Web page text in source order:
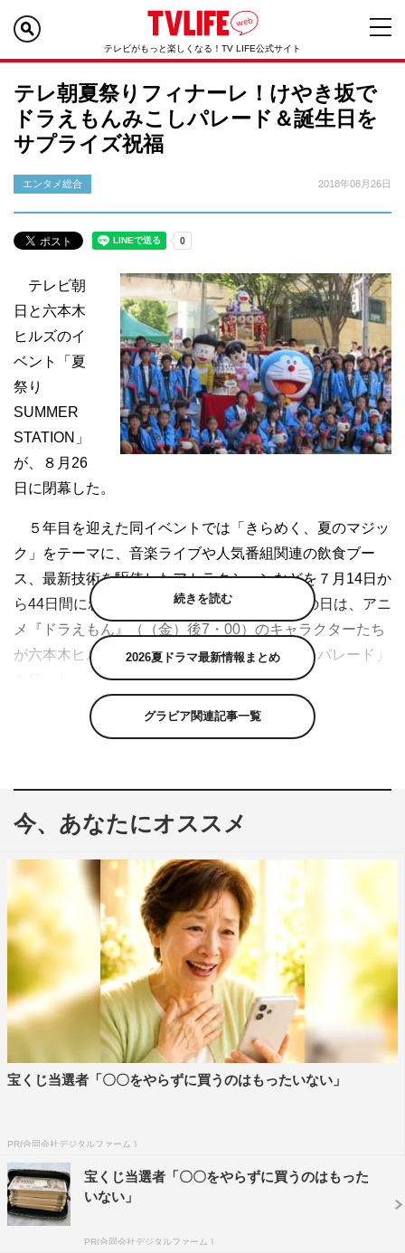
テレビがもっと楽しくなる！TV LIFE公式サイト
テレ朝夏祭りフィナーレ！けやき坂で
ドラえもんみこしパレード＆誕生日を
サプライズ祝福
エンタメ総合 2018年08月26日
テレビ朝
日と六本木
ヒルズのイ
ベント「夏
祭り
SUMMER
STATION」
が、８月26
日に閉幕した。
５年目を迎えた同イベントでは「きらめく、夏のマジッ
ク」をテーマに、音楽ライブや人気番組関連の飲食ブー
ス、最新技術を駆使したアトラクションなどを７月14日か
ら44日間にわたって開催。最終日となったこの日は、アニ
メ『ドラえもん』（（金）後7・00）のキャラクターたち
が六本木ヒルズけやき坂で「ドラえもんみこしパレード」
パレードには、小学１年生～６年生までの男女63人も法
わっしょい！」とにぎやかに練り歩き、大勢の見物客を沸
かせた。
さらに、９月３日に誕生日を迎えるドラえもんをサプラ
イズで祝福。ハッピーバースデーの歌に、ドラえもんは
「僕とってもうれしいよ！ こんなにたくさんのお友達が
集まってくれて、僕、照れちゃうな～」と大喜び。大好物
のどら焼きがデコレーションされた巨大ケーキも贈られ、
「うわ～、どら焼きいっぱいの夢みたいなケーキ！」と感
激しきりだった。
なお、９月７日（金）午後７時からは『ドラえもん誕生
日スペシャル「クジラとまぼろしのパイプ島」』が放送さ
続きを読む
2026夏ドラマ最新情報まとめ
グラビア関連記事一覧
今、あなたにオススメ
宝くじ当選者「〇〇をやらずに買うのはもったいない」
PR(合同会社デジタルファーム )
宝くじ当選者「〇〇をやらずに買うのはもった
いない」
PR(合同会社デジタルファーム )